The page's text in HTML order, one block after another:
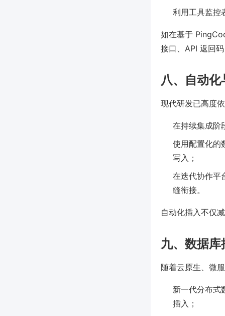
利用工具监控
如在基于
接口、API 返回
八、自动
现代研发已高度
在持续集成阶
使用配置化的
写入；
在迭代协作平
缝衔接。
自动化插入不仅
九、数据
随着云原生、微
新一代分布
插入；